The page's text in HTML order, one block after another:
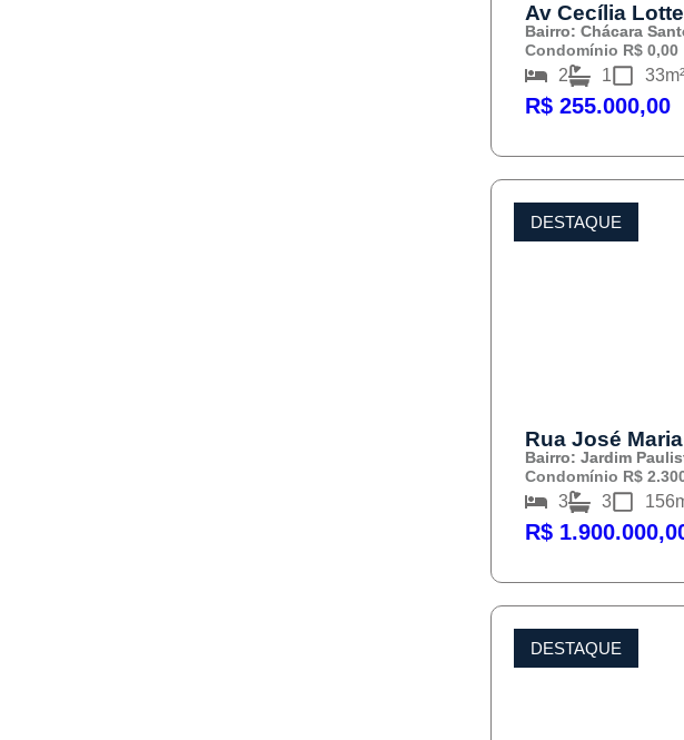
Av Cecília
Bairro: Chácara
Condomínio R$ 0,00
2 1 33m²
R$ 255.000,00
DESTAQUE
Rua José
Bairro: Jardim
Condomínio R$
3 3
R$
DESTAQUE